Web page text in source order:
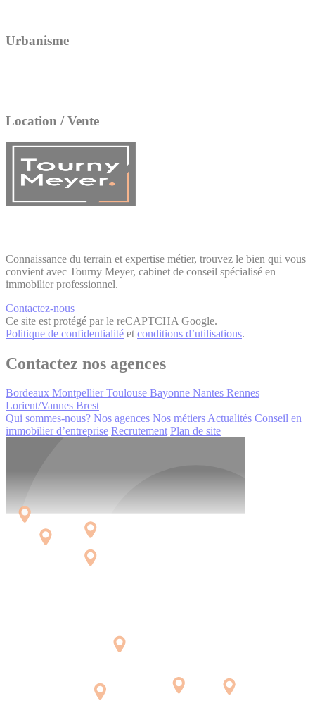
Urbanisme
Location / Vente
Connaissance du terrain et expertise métier, trouvez le bien qui vous
convient avec Tourny Meyer, cabinet de conseil spécialisé en
immobilier professionnel.
Contactez-nous
Ce site est protégé par le reCAPTCHA Google.
Politique de confidentialité et conditions d’utilisations.
Contactez nos agences
Bordeaux Montpellier Toulouse Bayonne Nantes Rennes
Lorient/Vannes Brest
Qui sommes-nous? Nos agences Nos métiersActualités Conseil en
immobilier d’entreprise Recrutement Plan de site